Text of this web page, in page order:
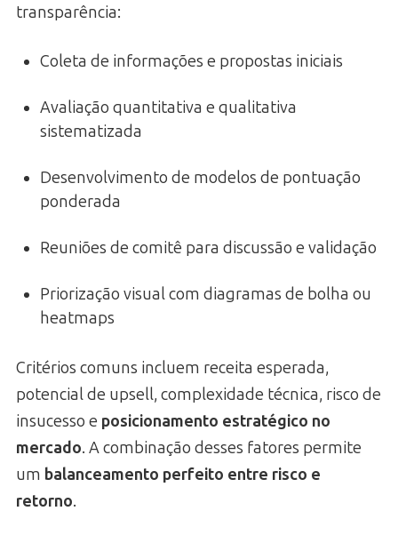
transparência:
Coleta de informações e propostas iniciais
Avaliação quantitativa e qualitativa
sistematizada
Desenvolvimento de modelos de pontuação
ponderada
Reuniões de comitê para discussão e validação
Priorização visual com diagramas de bolha ou
heatmaps
Critérios comuns incluem receita esperada,
potencial de upsell, complexidade técnica, risco de
insucesso e posicionamento estratégico no
mercado. A combinação desses fatores permite
um balanceamento perfeito entre risco e
retorno.